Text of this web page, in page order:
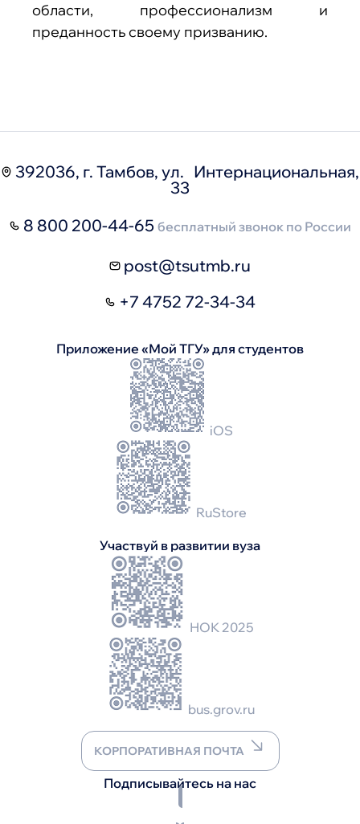
области, профессионализм и
преданность своему призванию.
392036, г. Тамбов, ул. Интернациональная,
33
8 800 200-44-65 бесплатный звонок по России
post@tsutmb.ru
+7 4752 72-34-34
Приложение «Мой ТГУ» для студентов
iOS
RuStore
Участвуй в развитии вуза
НОК 2025
bus.grov.ru
КОРПОРАТИВНАЯ ПОЧТА
Подписывайтесь на нас